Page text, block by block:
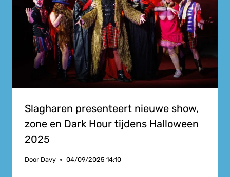
Slagharen presenteert nieuwe show,
zone en Dark Hour tijdens Halloween
2025
Door Davy 04/09/2025 14:10